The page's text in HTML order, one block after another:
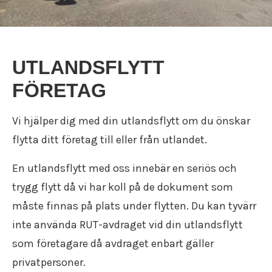
UTLANDSFLYTT
FÖRETAG
Vi hjälper dig med din utlandsflytt om du önskar
flytta ditt företag till eller från utlandet.
En utlandsflytt med oss innebär en seriös och
trygg flytt då vi har koll på de dokument som
måste finnas på plats under flytten. Du kan tyvärr
inte använda RUT-avdraget vid din utlandsflytt
som företagare då avdraget enbart gäller
privatpersoner.